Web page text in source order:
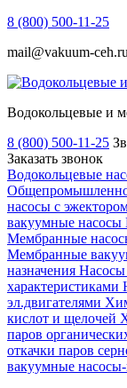
8 (800) 500-11-25
mail@vakuum-ceh.ru
Водокольцевые и
8 (800) 500-11-25
Заказать звонок
Водокольцевые
насосы с
вакуумные насосы
Мембранные
Мембранные
назначения
характеристиками
эл.двигателями
кислот и щелочей
паров
откачки паров
вакуумные